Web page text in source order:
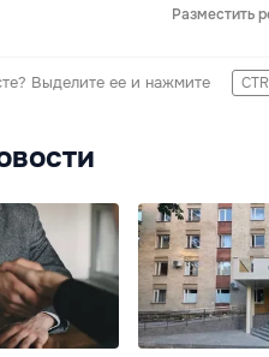
Разместить
Выделите ее и нажмите